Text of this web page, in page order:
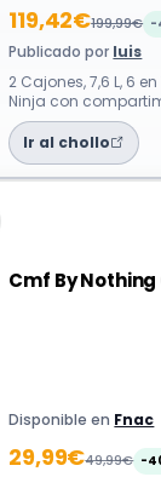
119,42€199,99€ -
Publicado por luis
2 Cajones, 7,6 L, 6
Ninja con
metalizado te
Ir al chollo
Cmf By
Disponible en Fnac
29,99€49,99€ -